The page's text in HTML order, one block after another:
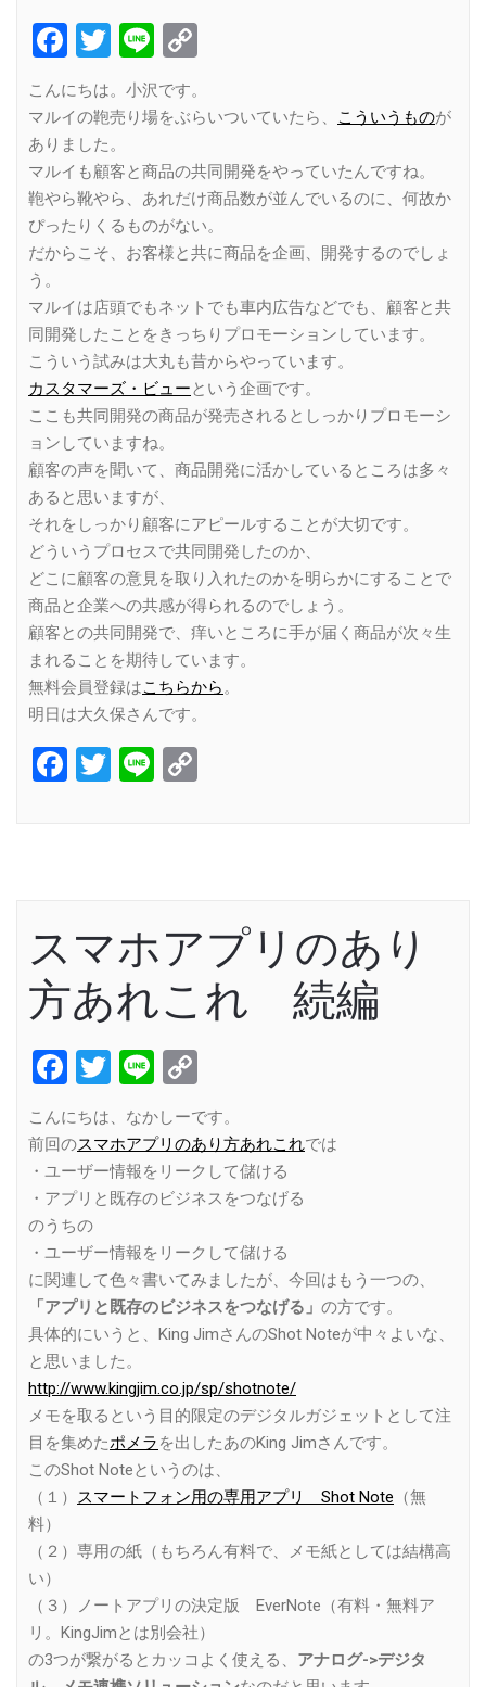
Facebook
Twitter
Line
こんにちは。小沢です。
マルイの鞄売り場をぶらいついていたら、
こういうものが
ありました。
マルイも顧客と商品の共同開発をやっていたんですね。
鞄やら靴やら、あれだけ商品数が並んでいるのに、何故か
ぴったりくるものがない。
だからこそ、お客様と共に商品を企画、開発するのでしょ
う。
マルイは店頭でもネットでも車内広告などでも、顧客と共
同開発したことをきっちりプロモーションしています。
こういう試みは大丸も昔からやっています。
カスタマーズ・ビューという企画です。
ここも共同開発の商品が発売されるとしっかりプロモーシ
ョンしていますね。
顧客の声を聞いて、商品開発に活かしているところは多々
あると思いますが、
それをしっかり顧客にアピールすることが大切です。
どういうプロセスで共同開発したのか、
どこに顧客の意見を取り入れたのかを明らかにすることで
商品と企業への共感が得られるのでしょう。
顧客との共同開発で、痒いところに手が届く商品が次々生
まれることを期待しています。
無料会員登録はこちらから。
明日は大久保さんです。
Facebook
Twitter
Line
スマホアプリのあり
方あれこれ 続編
Facebook
Twitter
Line
Link
こんにちは、なかしーです。
前回のスマホアプリのあり方あれこれでは
・ユーザー情報をリークして儲ける
・アプリと既存のビジネスをつなげる
のうちの
・ユーザー情報をリークして儲ける
に関連して色々書いてみましたが、今回はもう一つの、
「アプリと既存のビジネスをつなげる」 の方です。
具体的にいうと、King JimさんのShot Noteが中々よいな、
と思いました。
http://www.kingjim.co.jp/sp/shotnote/
メモを取るという目的限定のデジタルガジェットとして注
目を集めたポメラ を出したあのKing Jimさんです。
このShot Noteというのは、
（１） スマートフォン用の専用アプリ Shot Note （無
料）
（２）専用の紙（もちろん有料で、メモ紙としては結構高
い）
（３）ノートアプリの決定版 EverNote（有料・無料ア
リ。KingJimとは別会社）
の3つが繋がるとカッコよく使える、 アナログ->デジタ